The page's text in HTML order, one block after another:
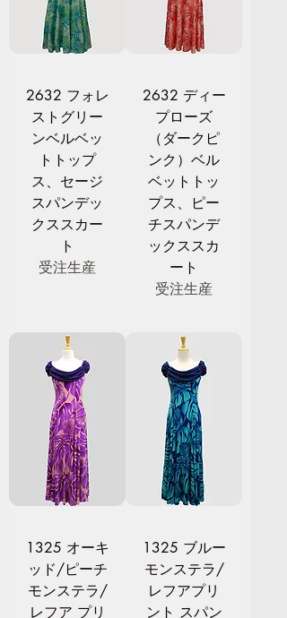
2632 フォレ
ストグリー
ンベルベッ
トトップ
ス、セージ
スパンデッ
クススカー
ト
受注生産
2632 ディー
プローズ
（ダークピ
ンク）ベル
ベットトッ
プス、ピー
チスパンデ
ックススカ
ート
受注生産
1325 オーキ
ッド/ピーチ
モンステラ/
レフア プリ
1325 ブルー
モンステラ/
レフアプリ
ント スパン